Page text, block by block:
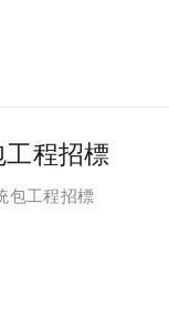
程招標
包工程招標